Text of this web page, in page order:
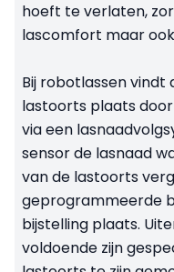
hoeft te verlaten,
lascomfort maar
Bij robotlassen vindt
lastoorts plaats
via een
sensor de lasnaad
van de lastoorts
geprogrammeerde
bijstelling plaats.
voldoende zijn